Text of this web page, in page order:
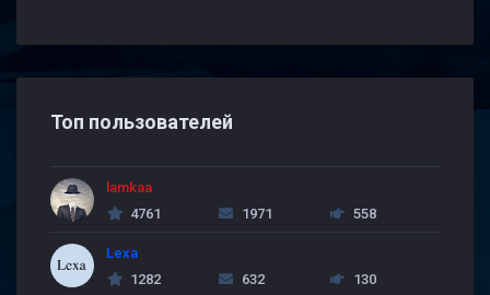
Топ пользователей
lamkaa
4761
1971 558
Lexa
1282
632 130